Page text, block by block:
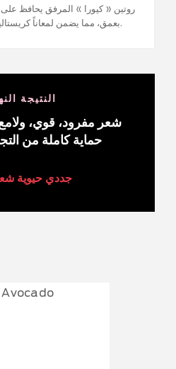
روتين « كيورا » المرفق يحافظ على
بعمق، مما يضمن لمعاناً كريستالياً وصحة دائمة لخصلاتك.
النتيجة
شعر مفرود، قوي،
حماية كاملة من
جددي حيوية